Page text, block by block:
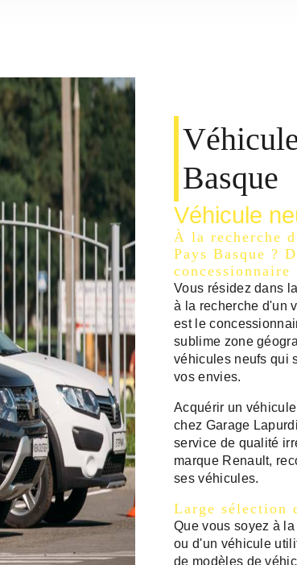
Basque
Véhicule
À la recherche
Pays Basque ?
Vous résidez dans
à la recherche d'un
est le
sublime zone
véhicules neufs qui
vos envies.
Acquérir un
chez Garage
service de qualité
marque Renault,
ses véhicules.
Large sélection
Que vous soyez à
ou d'un véhicule
de modèles de